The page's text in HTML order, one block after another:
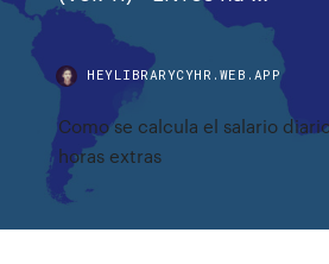
HEYLIBRARYCYHR.WEB.APP
Como se calcula el salario
horas extras